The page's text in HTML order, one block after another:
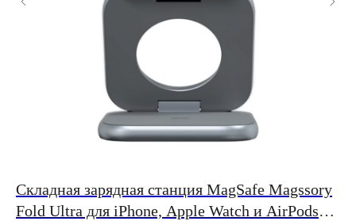
Складная зарядная станция MagSafe Magssory
Fold Ultra для iPhone, Apple Watch и AirPods